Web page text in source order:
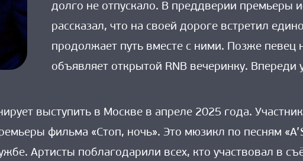
долго не отпускало. В преддверии премьеры
рассказал, что на своей дороге встретил
продолжает путь вместе с ними. Позже певец
объявляет открытой RNB вечеринку. Впереди
выступить в Москве в апреле 2025 года.
фильма «Стоп, ночь». Это мюзикл по песням
Артисты поблагодарили всех, кто участвовал в